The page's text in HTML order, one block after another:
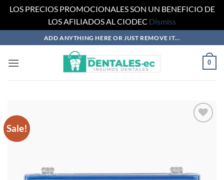
LOS PRECIOS PROMOCIONALES SON UN BENEFICIO DE
LOS AFILIADOS AL CIODEC Dismiss
to
content
ADD ANYTHING HERE OR JUST REMOVE IT...
0
Sale!